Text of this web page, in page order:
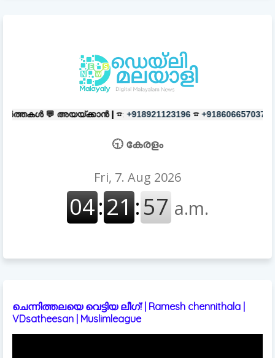
| ☎: +918921123196 ☎ +918606657037 പരസ്യങ്ങൾക്ക്
🕤 കേരളം
ചെന്നിത്തലയെ വെട്ടിയ ലീഗ്! | Ramesh chennithala |
VDsatheesan | Muslimleague